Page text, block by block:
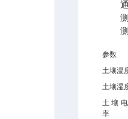
通
测
测量
参数
土壤温
土壤湿
土壤
率